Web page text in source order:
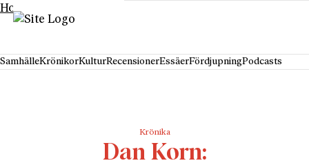
Hoppa till innehåll
SamhälleKrönikorKulturRecensionerEssäerFördjupningPodcasts
Krönika
Dan Korn